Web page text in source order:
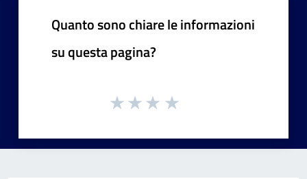
Quanto sono chiare le informazioni
su questa pagina?